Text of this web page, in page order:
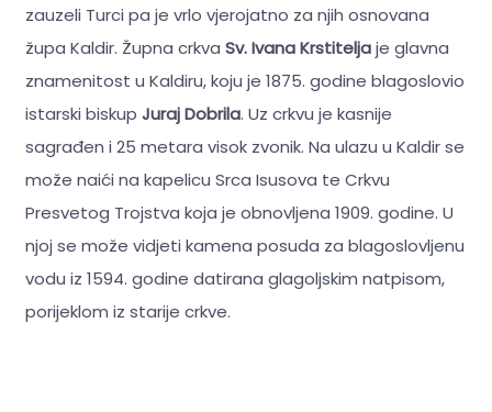
zauzeli Turci pa je vrlo vjerojatno za njih osnovana
župa Kaldir. Župna crkva Sv. Ivana Krstiteljaje glavna
znamenitost u Kaldiru, koju je 1875. godine blagoslovio
istarski biskup Juraj Dobrila. Uz crkvu je kasnije
sagrađen i 25 metara visok zvonik. Na ulazu u Kaldir se
može naići na kapelicu Srca Isusova te Crkvu
Presvetog Trojstva koja je obnovljena 1909. godine. U
njoj se može vidjeti kamena posuda za blagoslovljenu
vodu iz 1594. godine datirana glagoljskim natpisom,
porijeklom iz starije crkve.